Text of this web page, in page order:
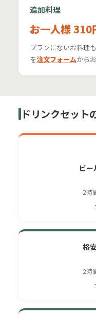
追加料理
お一人様 310
プランにないお料理
を注文フォームから
ドリンクセット
ビ
2時
格
2時